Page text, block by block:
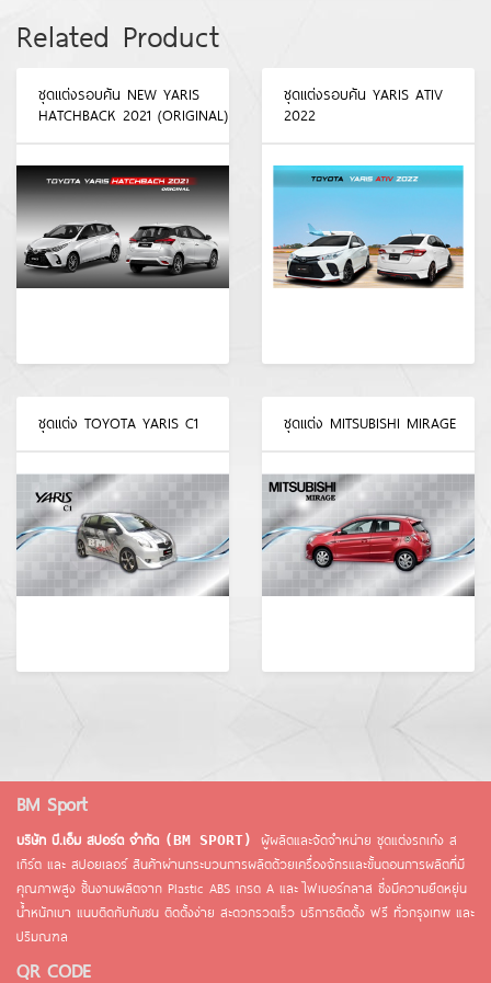
Related Product
ชุดแต่งรอบคัน NEW YARIS
HATCHBACK 2021 (ORIGINAL)
ชุดแต่งรอบคัน YARIS ATIV
2022
ชุดแต่ง TOYOTA YARIS C1 ชุดแต่ง MITSUBISHI MIRAGE
BM Sport
บริษัท บี.เอ็ม สปอร์ต จำกัด (BM SPORT)
ผู้ผลิตและจัดจำหน่าย ชุดแต่งรถเก๋ง ส
เกิร์ต และ สปอยเลอร์ สินค้าผ่านกระบวนการผลิตด้วยเครื่องจักรและขั้นตอนการผลิตที่มี
คุณภาพสูง ชิ้นงานผลิตจาก Plastic ABS เกรด A และ ไฟเบอร์กลาส ซึ่งมีความยึดหยุ่น
น้ำหนักเบา แนบติดกับกันชน ติดตั้งง่าย สะดวกรวดเร็ว บริการติดตั้ง ฟรี ทั่วกรุงเทพ และ
ปริมณฑล
QR CODE